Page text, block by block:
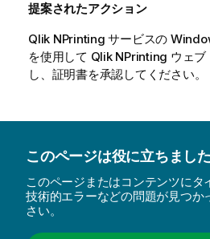
提案されたアクション
Qlik NPrinting サービスの
を使用して Qlik NPrinting ウェブ
し、証明書を承認してください。
このページは役に立ちまし
このページまたはコンテンツにタ
技術的エラーなどの問題が見つか
さい。